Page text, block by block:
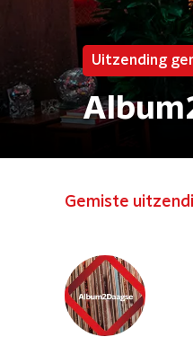
Uitzending
Gemiste